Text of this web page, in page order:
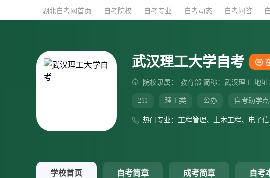
湖北自考网首页 自考院校 自考专业 自考动态 自考问答
武汉理工大学自考
院校隶属： 教育部 简称：武汉理工 地
211 理工类 公办 自考助学点
热门专业：工程管理、土木工程、电子
学校首页 自考简章 成考简章 自考
湖北自考网首页 自考院校 自考专业 自考动态 自考问答